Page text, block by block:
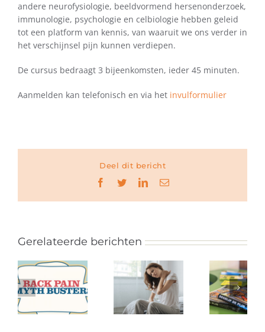
andere neurofysiologie, beeldvormend hersenonderzoek,
immunologie, psychologie en celbiologie hebben geleid
tot een platform van kennis, van waaruit we ons verder in
het verschijnsel pijn kunnen verdiepen.
De cursus bedraagt 3 bijeenkomsten, ieder 45 minuten.
Aanmelden kan telefonisch en via het invulformulier
Deel dit bericht
Facebook
TwitterLinkedIn
E-
Gerelateerde berichten